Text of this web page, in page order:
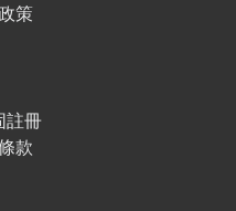
策
註冊
款